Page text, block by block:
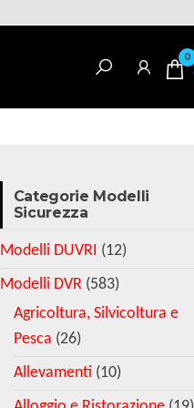
0
Categorie Modelli
Sicurezza
Modelli DUVRI (12)
Modelli DVR (583)
Agricoltura, Silvicoltura e
Pesca (26)
Allevamenti (10)